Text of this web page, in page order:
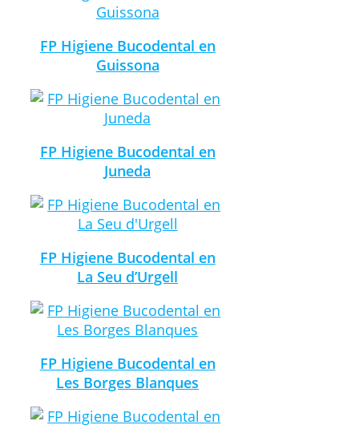
FP Higiene Bucodental en
Guissona
FP Higiene Bucodental en
Juneda
FP Higiene Bucodental en
La Seu d’Urgell
FP Higiene Bucodental en
Les Borges Blanques